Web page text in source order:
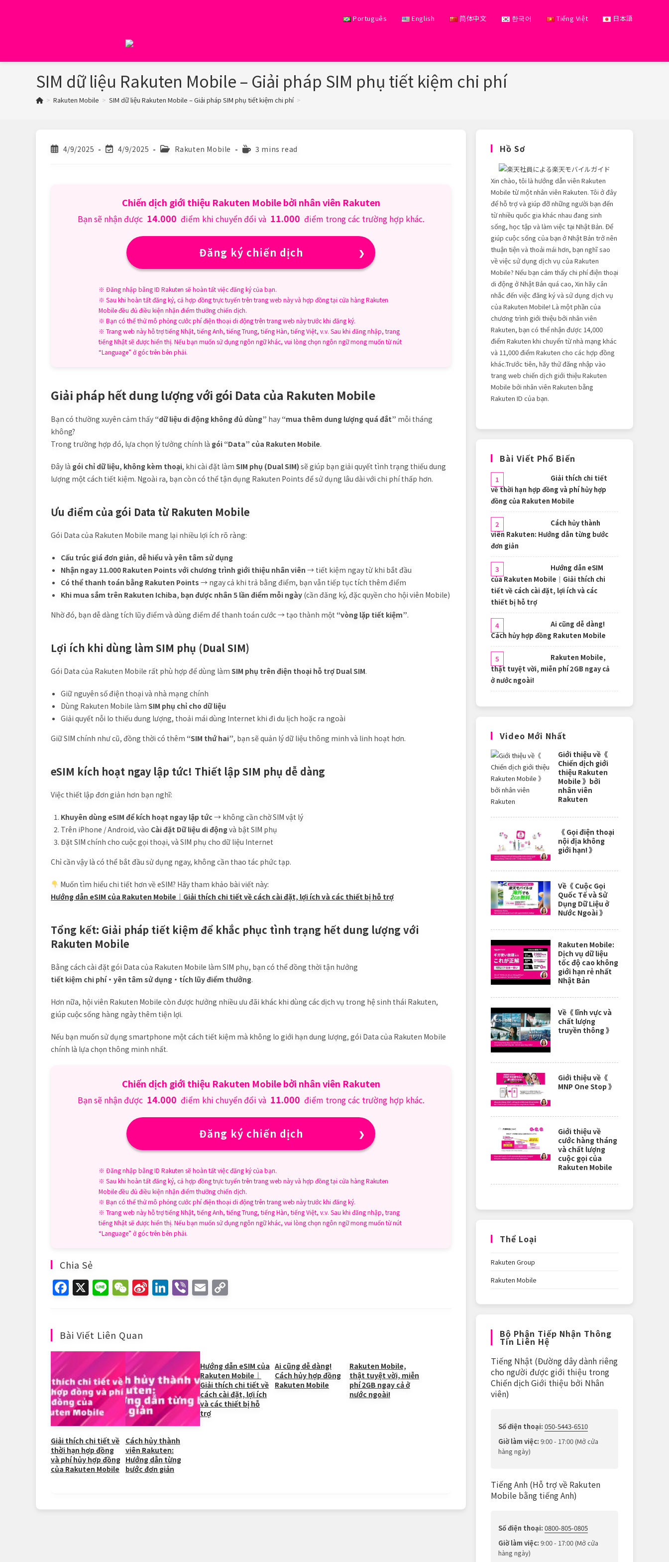
Português English 简体中文 한국어 Tiếng Việt 日本語
SIM dữ liệu Rakuten Mobile – Giải pháp SIM phụ tiết kiệm chi phí
> Rakuten Mobile > SIM dữ liệu Rakuten Mobile – Giải pháp SIM phụ tiết kiệm chi phí >
Post4/9/2025
Post4/9/2025
PostRakuten Mobile
Reading3 mins read
Chiến dịch giới thiệu Rakuten Mobile bởi nhân viên Rakuten
Bạn sẽ nhận được 14.000 điểm khi chuyển đổi và 11.000 điểm trong các trường hợp khác.
Đăng ký chiến dịch
※ Đăng nhập bằng ID Rakuten sẽ hoàn tất việc đăng ký của bạn.
※ Sau khi hoàn tất đăng ký, cả hợp đồng trực tuyến trên trang web này và hợp đồng tại cửa hàng Rakuten
Mobile đều đủ điều kiện nhận điểm thưởng chiến dịch.
※ Bạn có thể thử mô phỏng cước phí điện thoại di động trên trang web này trước khi đăng ký.
※ Trang web này hỗ trợ tiếng Nhật, tiếng Anh, tiếng Trung, tiếng Hàn, tiếng Việt, v.v. Sau khi đăng nhập, trang
tiếng Nhật sẽ được hiển thị. Nếu bạn muốn sử dụng ngôn ngữ khác, vui lòng chọn ngôn ngữ mong muốn từ nút
“Language” ở góc trên bên phải.
Giải pháp hết dung lượng với gói Data của Rakuten Mobile
Bạn có thường xuyên cảm thấy “dữ liệu di động không đủ dùng” hay “mua thêm dung lượng quá đắt” mỗi tháng
không?
Trong trường hợp đó, lựa chọn lý tưởng chính là gói “Data” của Rakuten Mobile.
Đây là gói chỉ dữ liệu, không kèm thoại, khi cài đặt làm SIM phụ (Dual SIM) sẽ giúp bạn giải quyết tình trạng thiếu dung
lượng một cách tiết kiệm. Ngoài ra, bạn còn có thể tận dụng Rakuten Points để sử dụng lâu dài với chi phí thấp hơn.
Ưu điểm của gói Data từ Rakuten Mobile
Gói Data của Rakuten Mobile mang lại nhiều lợi ích rõ ràng:
Cấu trúc giá đơn giản, dễ hiểu và yên tâm sử dụng
Nhận ngay 11.000 Rakuten Points với chương trình giới thiệu nhân viên → tiết kiệm ngay từ khi bắt đầu
Có thể thanh toán bằng Rakuten Points → ngay cả khi trả bằng điểm, bạn vẫn tiếp tục tích thêm điểm
Khi mua sắm trên Rakuten Ichiba, bạn được nhân 5 lần điểm mỗi ngày (cần đăng ký, đặc quyền cho hội viên Mobile)
Nhờ đó, bạn dễ dàng tích lũy điểm và dùng điểm để thanh toán cước → tạo thành một “vòng lặp tiết kiệm”.
Lợi ích khi dùng làm SIM phụ (Dual SIM)
Gói Data của Rakuten Mobile rất phù hợp để dùng làm SIM phụ trên điện thoại hỗ trợ Dual SIM.
Giữ nguyên số điện thoại và nhà mạng chính
Dùng Rakuten Mobile làm SIM phụ chỉ cho dữ liệu
Giải quyết nỗi lo thiếu dung lượng, thoải mái dùng Internet khi đi du lịch hoặc ra ngoài
Giữ SIM chính như cũ, đồng thời có thêm “SIM thứ hai”, bạn sẽ quản lý dữ liệu thông minh và linh hoạt hơn.
eSIM kích hoạt ngay lập tức! Thiết lập SIM phụ dễ dàng
Việc thiết lập đơn giản hơn bạn nghĩ:
Khuyên dùng eSIM để kích hoạt ngay lập tức → không cần chờ SIM vật lý
Trên iPhone / Android, vào Cài đặt Dữ liệu di động và bật SIM phụ
Đặt SIM chính cho cuộc gọi thoại, và SIM phụ cho dữ liệu Internet
Chỉ cần vậy là có thể bắt đầu sử dụng ngay, không cần thao tác phức tạp.
Muốn tìm hiểu chi tiết hơn về eSIM? Hãy tham khảo bài viết này:
Hướng dẫn eSIM của Rakuten Mobile｜Giải thích chi tiết về cách cài đặt, lợi ích và các thiết bị hỗ trợ
Tổng kết: Giải pháp tiết kiệm để khắc phục tình trạng hết dung lượng với
Rakuten Mobile
Bằng cách cài đặt gói Data của Rakuten Mobile làm SIM phụ, bạn có thể đồng thời tận hưởng
tiết kiệm chi phí・yên tâm sử dụng・tích lũy điểm thưởng.
Hơn nữa, hội viên Rakuten Mobile còn được hưởng nhiều ưu đãi khác khi dùng các dịch vụ trong hệ sinh thái Rakuten,
giúp cuộc sống hàng ngày thêm tiện lợi.
Nếu bạn muốn sử dụng smartphone một cách tiết kiệm mà không lo giới hạn dung lượng, gói Data của Rakuten Mobile
chính là lựa chọn thông minh nhất.
Chiến dịch giới thiệu Rakuten Mobile bởi nhân viên Rakuten
Bạn sẽ nhận được 14.000 điểm khi chuyển đổi và 11.000 điểm trong các trường hợp khác.
Đăng ký chiến dịch
※ Đăng nhập bằng ID Rakuten sẽ hoàn tất việc đăng ký của bạn.
※ Sau khi hoàn tất đăng ký, cả hợp đồng trực tuyến trên trang web này và hợp đồng tại cửa hàng Rakuten
Mobile đều đủ điều kiện nhận điểm thưởng chiến dịch.
※ Bạn có thể thử mô phỏng cước phí điện thoại di động trên trang web này trước khi đăng ký.
※ Trang web này hỗ trợ tiếng Nhật, tiếng Anh, tiếng Trung, tiếng Hàn, tiếng Việt, v.v. Sau khi đăng nhập, trang
tiếng Nhật sẽ được hiển thị. Nếu bạn muốn sử dụng ngôn ngữ khác, vui lòng chọn ngôn ngữ mong muốn từ nút
“Language” ở góc trên bên phải.
Chia Sẻ
F
e
b
o
k
X Li W
h
at
Si
ei
b
o
Li
dI
n
Vi E
n
k
Bài Viết Liên Quan
Giải thích chi tiết về
thời hạn hợp đồng
và phí hủy hợp đồng
của Rakuten Mobile
Cách hủy thành
viên Rakuten:
Hướng dẫn từng
bước đơn giản
Hướng dẫn eSIM của
Rakuten Mobile｜
Giải thích chi tiết về
cách cài đặt, lợi ích
và các thiết bị hỗ
trợ
Ai cũng dễ dàng!
Cách hủy hợp đồng
Rakuten Mobile
Rakuten Mobile,
thật tuyệt vời, miễn
phí 2GB ngay cả ở
nước ngoài!
Hồ Sơ
Xin chào, tôi là hướng dẫn viên Rakuten
Mobile từ một nhân viên Rakuten. Tôi ở đây
để hỗ trợ và giúp đỡ những người bạn đến
từ nhiều quốc gia khác nhau đang sinh
sống, học tập và làm việc tại Nhật Bản. Để
giúp cuộc sống của bạn ở Nhật Bản trở nên
thuận tiện và thoải mái hơn, bạn nghĩ sao
về việc sử dụng dịch vụ của Rakuten
Mobile? Nếu bạn cảm thấy chi phí điện thoại
di động ở Nhật Bản quá cao, Xin hãy cân
nhắc đến việc đăng ký và sử dụng dịch vụ
của Rakuten Mobile! Là một phần của
chương trình giới thiệu bởi nhân viên
Rakuten, bạn có thể nhận được 14,000
điểm Rakuten khi chuyển từ nhà mạng khác
và 11,000 điểm Rakuten cho các hợp đồng
khác.Trước tiên, hãy thử đăng nhập vào
trang web chiến dịch giới thiệu Rakuten
Mobile bởi nhân viên Rakuten bằng
Rakuten ID của bạn.
Bài Viết Phổ Biến
Giải thích chi tiết
về thời hạn hợp đồng và phí hủy hợp
đồng của Rakuten Mobile
Cách hủy thành
viên Rakuten: Hướng dẫn từng bước
đơn giản
Hướng dẫn eSIM
của Rakuten Mobile｜Giải thích chi
tiết về cách cài đặt, lợi ích và các
thiết bị hỗ trợ
Ai cũng dễ dàng!
Cách hủy hợp đồng Rakuten Mobile
Rakuten Mobile,
thật tuyệt vời, miễn phí 2GB ngay cả
ở nước ngoài!
Video Mới Nhất
Giới thiệu về《
Chiến dịch giới
thiệu Rakuten
Mobile 》bởi
nhân viên
Rakuten
《 Gọi điện thoại
nội địa không
giới hạn! 》
Về《 Cuộc Gọi
Quốc Tế và Sử
Dụng Dữ Liệu ở
Nước Ngoài 》
Rakuten Mobile:
Dịch vụ dữ liệu
tốc độ cao không
giới hạn rẻ nhất
Nhật Bản
Về《 lĩnh vực và
chất lượng
truyền thông 》
Giới thiệu về《
MNP One Stop 》
Giới thiệu về
cước hàng tháng
và chất lượng
cuộc gọi của
Rakuten Mobile
Thể Loại
Rakuten Group
Rakuten Mobile
Bộ Phận Tiếp Nhận Thông
Tin Liên Hệ
Tiếng Nhật (Đường dây dành riêng
cho người được giới thiệu trong
Chiến dịch Giới thiệu bởi Nhân
viên)
Số điện thoại: 050-5443-6510
Giờ làm việc: 9:00 - 17:00 (Mở cửa
hàng ngày)
Tiếng Anh (Hỗ trợ về Rakuten
Mobile bằng tiếng Anh)
Số điện thoại: 0800-805-0805
Giờ làm việc: 9:00 - 17:00 (Mở cửa
hàng ngày)